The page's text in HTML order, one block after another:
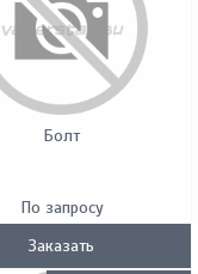
Болт
По запросу
Заказать